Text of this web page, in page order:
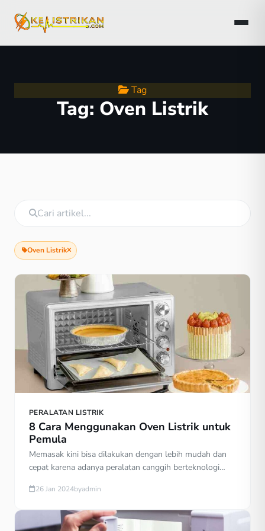
Tag
Tag: Oven Listrik
Oven Listrik
PERALATAN LISTRIK
8 Cara Menggunakan Oven Listrik untuk
Pemula
Memasak kini bisa dilakukan dengan lebih mudah dan
cepat karena adanya peralatan canggih berteknologi
rumah adalah oven listrik. Cara menggunakan oven
mudah dan lebih praktis. Dulu, memanggang makanan
26 Jan 2024byadmin